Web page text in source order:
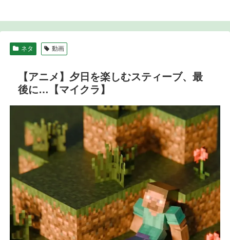
ネタ 動画
【アニメ】夕日を楽しむスティーブ、最
後に…【マイクラ】